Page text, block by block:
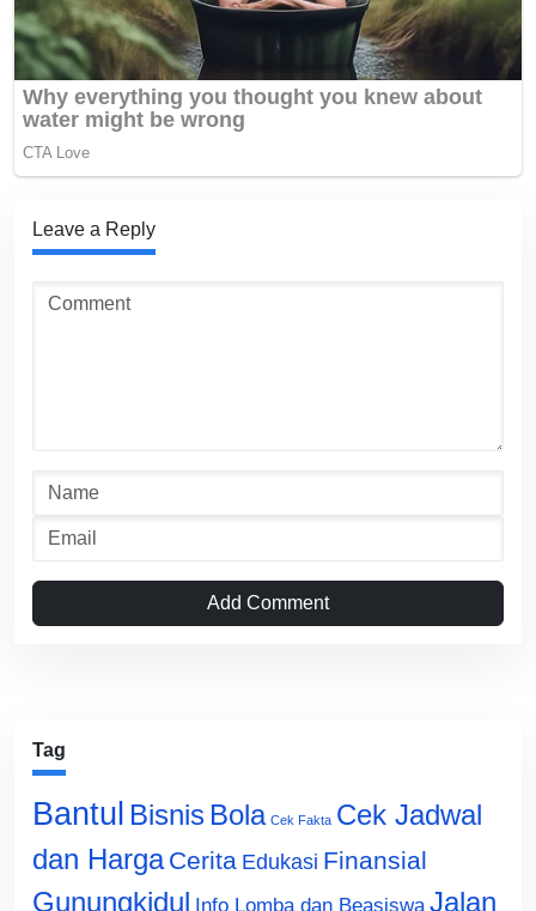
Leave a Reply
Add Comment
Tag
Bantul Bisnis Bola Cek Fakta Cek Jadwal
dan Harga Cerita Edukasi Finansial
Gunungkidul Info Lomba dan Beasiswa Jalan